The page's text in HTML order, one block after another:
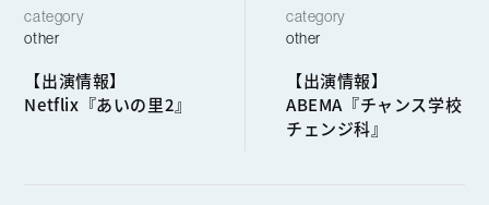
category
other
【出演情報】
Netflix『あいの里2』
category
other
【出演情報】
ABEMA『チャンス学校
チェンジ科』